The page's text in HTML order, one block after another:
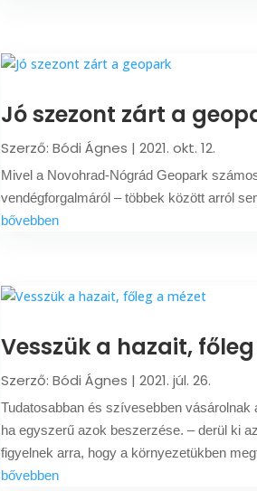
Jó szezont zárt a
Szerző:Bódi Ágnes |2021. okt. 12.
Mivel a Novohrad-Nógrád Geopark
vendégforgalmáról – többek között arról
bővebben
Vesszük a hazait,
Szerző:Bódi Ágnes |2021. júl. 26.
Tudatosabban és szívesebben
ha egyszerű azok beszerzése. – derül ki
figyelnek arra, hogy a környezetükben
bővebben